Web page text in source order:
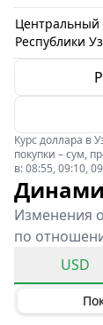
Центральный
Республики
Курс доллара в
покупки – сум,
в: 08:55, 09:10,
Изменения
по
USD